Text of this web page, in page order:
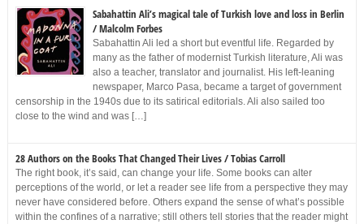
Sabahattin Ali’s magical tale of Turkish love and loss in Berlin
/ Malcolm Forbes
Sabahattin Ali led a short but eventful life. Regarded by
many as the father of modernist Turkish literature, Ali was
also a teacher, translator and journalist. His left-leaning
newspaper, Marco Pasa, became a target of government
censorship in the 1940s due to its satirical editorials. Ali also sailed too
close to the wind and was […]
28 Authors on the Books That Changed Their Lives / Tobias Carroll
The right book, it’s said, can change your life. Some books can alter
perceptions of the world, or let a reader see life from a perspective they may
never have considered before. Others expand the sense of what’s possible
within the confines of a narrative; still others tell stories that the reader might